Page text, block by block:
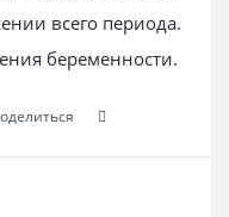
всего периода.
беременности.